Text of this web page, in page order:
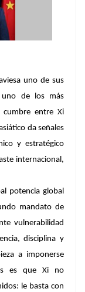
uno de sus
uno de los más
cumbre entre Xi
da señales
y estratégico
internacional,
potencia global
mandato de
vulnerabilidad
disciplina y
a imponerse
es que Xi no
le basta con